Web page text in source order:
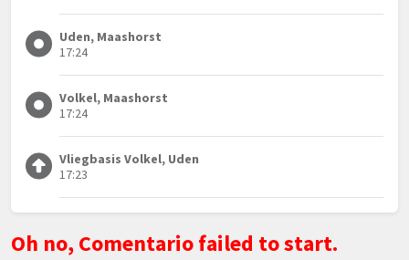
Uden, Maashorst
17:24
Volkel, Maashorst
17:24
Vliegbasis Volkel, Uden
17:23
Oh no, Comentario failed to start.